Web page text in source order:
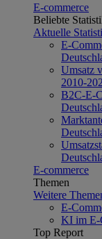
E-commerce
Beliebte
Aktuelle
E-
Umsatz
2010-
B2C-E-
E-commerce
Themen
Weitere
E-
KI im E-
Top Report